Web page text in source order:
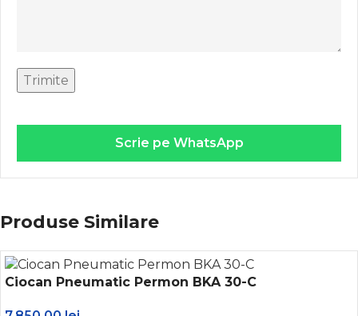
Scrie pe WhatsApp
Produse Similare
Ciocan Pneumatic Permon BKA 30-C